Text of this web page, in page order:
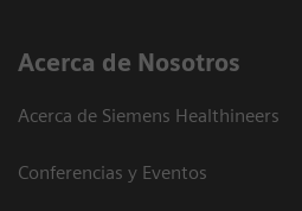
Acerca de Nosotros
Acerca de Siemens Healthineers
Conferencias y Eventos